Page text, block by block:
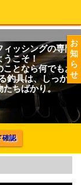
お
知
ら
せ
ィッシングの専門
うこそ！
ことなら何でもお
釣具は、しっかり
たちばかり。
確認